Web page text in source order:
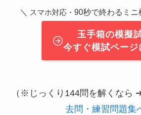
＼ スマホ対応・ 90秒で終わるミニ
玉手箱の模擬
今すぐ模試ページ
（※じっくり144問を解くなら
去問・練習問題集